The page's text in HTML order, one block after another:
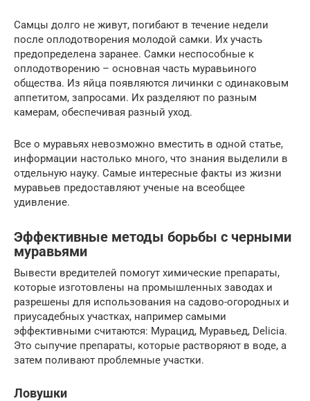
Самцы долго не живут, погибают в течение недели
после оплодотворения молодой самки. Их участь
предопределена заранее. Самки неспособные к
оплодотворению – основная часть муравьиного
общества. Из яйца появляются личинки с одинаковым
аппетитом, запросами. Их разделяют по разным
камерам, обеспечивая разный уход.
Все о муравьях невозможно вместить в одной статье,
информации настолько много, что знания выделили в
отдельную науку. Самые интересные факты из жизни
муравьев предоставляют ученые на всеобщее
удивление.
Эффективные методы борьбы с черными
муравьями
Вывести вредителей помогут химические препараты,
которые изготовлены на промышленных заводах и
разрешены для использования на садово-огородных и
приусадебных участках, например самыми
эффективными считаются: Мурацид, Муравьед, Delicia.
Это сыпучие препараты, которые растворяют в воде, а
затем поливают проблемные участки.
Ловушки